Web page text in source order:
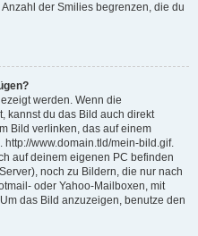
der Smilies begrenzen, die du
werden. Wenn die
kannst du das Bild auch direkt
Bild verlinken, das auf einem
www.domain.tld/mein-bild.gif.
auf deinem eigenen PC befinden
noch zu Bildern, die nur nach
oder Yahoo-Mailboxen, mit
das Bild anzuzeigen, benutze den